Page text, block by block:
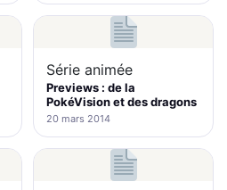
Série animée
Previews : de la
PokéVision et des dragons
20 mars 2014